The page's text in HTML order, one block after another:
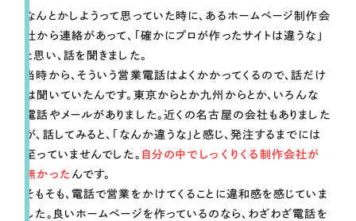
なんとかしようって思っていた時に、あるホームページ制作会
社から連絡があって、「確かにプロが作ったサイトは違うな」
と思い、話を聞きました。
当時から、そういう営業電話はよくかかってくるので、話だけ
は聞いていたんです。東京からとか九州からとか、いろんな
電話やメールがありました。近くの名古屋の会社もありました
が、話してみると、「なんか違うな」と感じ、発注するまでには
至っていませんでした。 自分の中でしっくりくる制作会社が
無かった んです。
そもそも、電話で営業をかけてくることに違和感を感じていま
した。良いホームページを作っているのなら、わざわざ電話を